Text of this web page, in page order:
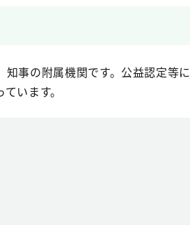
事の附属機関です。公益認定等
います。